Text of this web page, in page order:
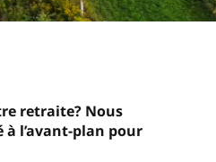
retraite? Nous
l’avant-plan pour